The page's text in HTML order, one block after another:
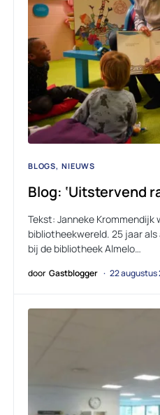
BLOGS NIEUWS
Blog: ‘Uitstervend
Tekst: Janneke
bibliotheekwereld. 25 jaar
bij de bibliotheek Almelo…
door Gastblogger 22 augustus